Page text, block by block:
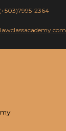
(+503)7995-2364